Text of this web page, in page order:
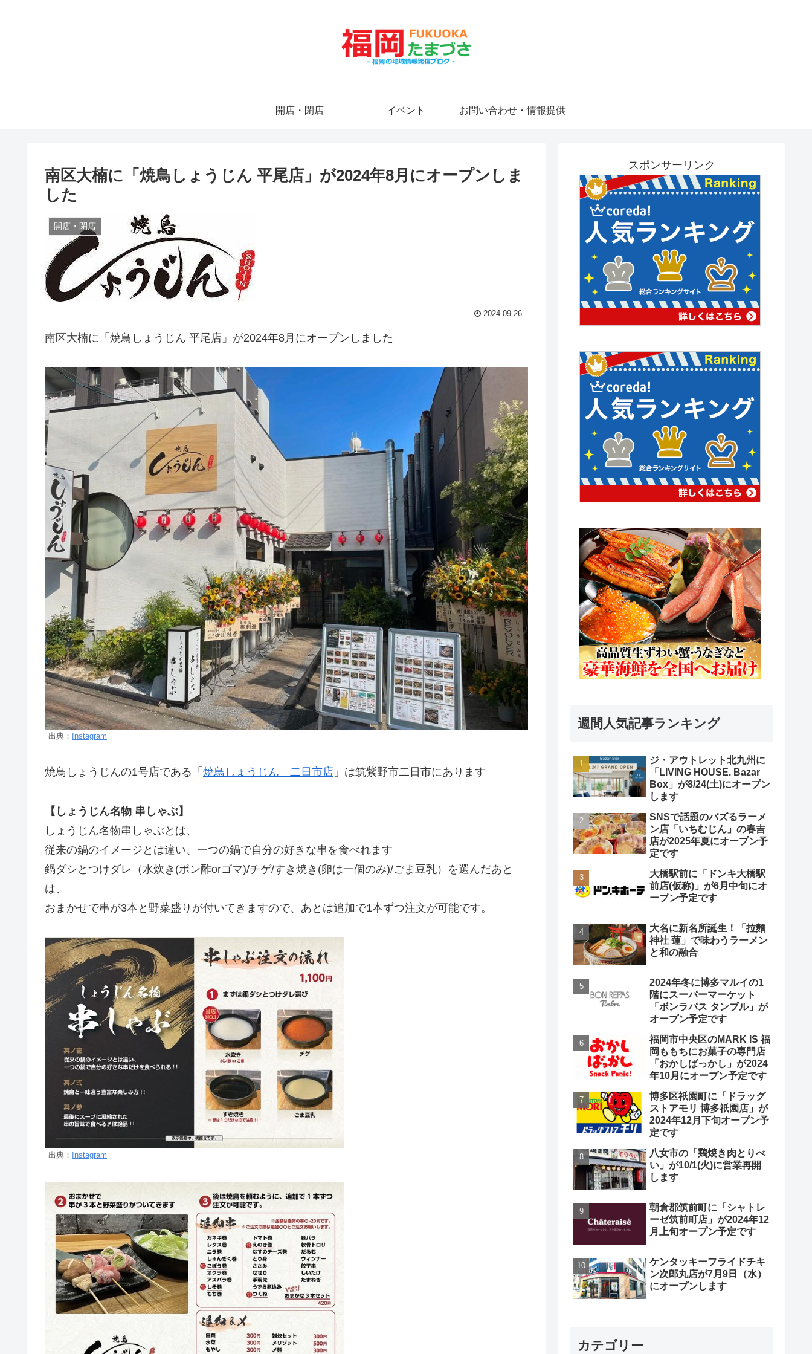
開店・閉店 イベント お問い合わせ・情報提供
南区大楠に「焼鳥しょうじん 平尾店」が2024年8月にオープンしま
した
開店・閉店
2024.09.26
南区大楠に「焼鳥しょうじん 平尾店」が2024年8月にオープンしました
出典： Instagram
焼鳥しょうじんの1号店である「 焼鳥しょうじん 二日市店 」は筑紫野市二日市にあります
【しょうじん名物 串しゃぶ】
しょうじん名物串しゃぶとは、
従来の鍋のイメージとは違い、一つの鍋で自分の好きな串を食べれます
鍋ダシとつけダレ（水炊き(ポン酢orゴマ)/チゲ/すき焼き(卵は一個のみ)/ごま豆乳）を選んだあと
は、
おまかせで串が3本と野菜盛りが付いてきますので、あとは追加で1本ずつ注文が可能です。
出典： Instagram
スポンサーリンク
週間人気記事ランキング
ジ・アウトレット北九州に
「LIVING HOUSE. Bazar
Box」が8/24(土)にオープン
します
SNSで話題のバズるラーメ
ン店「いちむじん」の春吉
店が2025年夏にオープン予
定です
大橋駅前に「ドンキ大橋駅
前店(仮称)」が6月中旬にオ
ープン予定です
大名に新名所誕生！「拉麵
神社 蓮」で味わうラーメン
と和の融合
2024年冬に博多マルイの1
階にスーパーマーケット
「ボンラパス タンブル」が
オープン予定です
福岡市中央区のMARK IS 福
岡ももちにお菓子の専門店
「おかしばっかし」が2024
年10月にオープン予定です
博多区祇園町に「ドラッグ
ストアモリ 博多祇園店」が
2024年12月下旬オープン予
定です
八女市の「鶏焼き肉とりべ
い」が10/1(火)に営業再開
します
朝倉郡筑前町に「シャトレ
ーゼ筑前町店」が2024年12
月上旬オープン予定です
ケンタッキーフライドチキ
ン次郎丸店が7月9日（水）
にオープンします
カテゴリー